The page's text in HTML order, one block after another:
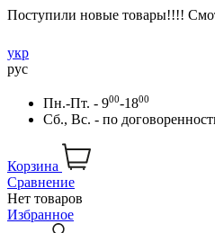
Поступили новые товары!!!!
укр
рус
Пн.-Пт. - 900-1800
Сб., Вс. - по
Корзина
Сравнение
Нет товаров
Избранное